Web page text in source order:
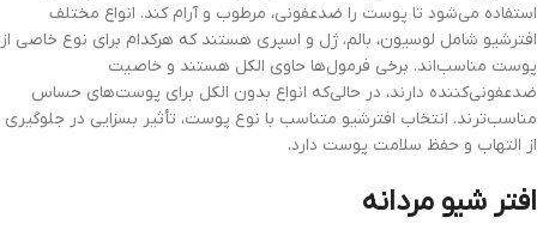
استفاده می‌شود تا پوست را ضدعفونی، مرطوب و آرام کند. انواع مختلف
افترشیو شامل لوسیون، بالم، ژل و اسپری هستند که هرکدام برای نوع خاصی از
پوست مناسب‌اند. برخی فرمول‌ها حاوی الکل هستند و خاصیت
ضدعفونی‌کننده دارند، در حالی‌که انواع بدون الکل برای پوست‌های حساس
مناسب‌ترند. انتخاب افترشیو متناسب با نوع پوست، تأثیر بسزایی در جلوگیری
از التهاب و حفظ سلامت پوست دارد.
افتر شیو مردانه